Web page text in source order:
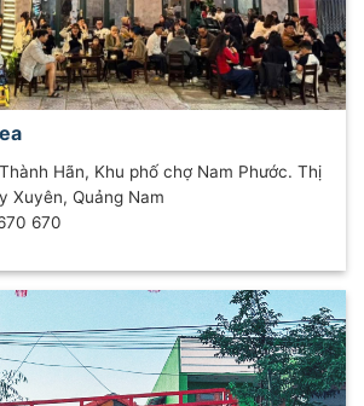
Hãn, Khu phố chợ Nam Phước. Thị
Xuyên, Quảng Nam
670